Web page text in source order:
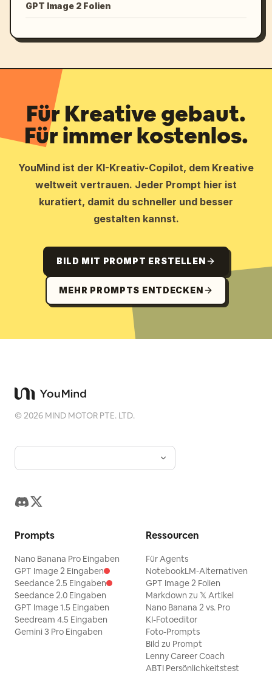
GPT Image 2 Folien
Für Kreative gebaut.
Für immer kostenlos.
YouMind ist der KI-Kreativ-Copilot, dem Kreative
weltweit vertrauen. Jeder Prompt hier ist
kuratiert, damit du schneller und besser
gestalten kannst.
BILD MIT PROMPT ERSTELLEN
MEHR PROMPTS ENTDECKEN
©2026 MIND MOTOR PTE. LTD.
Prompts
Nano Banana Pro Eingaben
GPT Image 2 Eingaben
Seedance 2.5 Eingaben
Seedance 2.0 Eingaben
GPT Image 1.5 Eingaben
Seedream 4.5 Eingaben
Gemini 3 Pro Eingaben
Ressourcen
Für Agents
NotebookLM-Alternativen
GPT Image 2 Folien
Markdown zu 𝕏 Artikel
Nano Banana 2 vs. Pro
KI-Fotoeditor
Foto-Prompts
Bild zu Prompt
Lenny Career Coach
ABTI Persönlichkeitstest